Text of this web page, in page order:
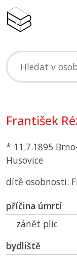
František
* 11.7.1895
Husovice
dítě osobnosti:
příčina úmrtí
zánět plic
bydliště